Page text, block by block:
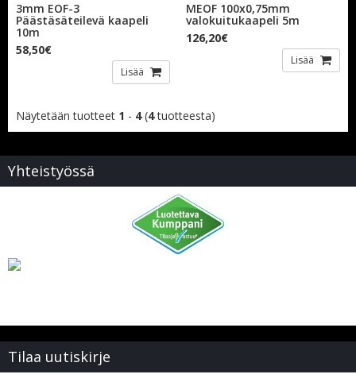
3mm EOF-3
Päästäsäteilevä kaapeli
10m
58,50€
Lisää
MEOF 100x0,75mm
valokuitukaapeli 5m
126,20€
Lisää
Näytetään tuotteet 1 - 4(4tuotteesta)
Yhteistyössä
Tilaa uutiskirje